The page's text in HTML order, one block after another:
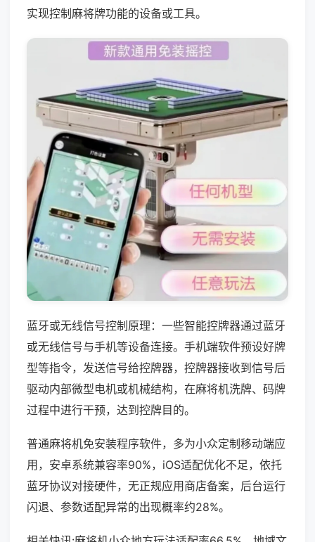
实现控制麻将牌功能的设备或工具。
蓝牙或无线信号控制原理：一些智能控牌器通过蓝牙
或无线信号与手机等设备连接。手机端软件预设好牌
型等指令，发送信号给控牌器，控牌器接收到信号后
驱动内部微型电机或机械结构，在麻将机洗牌、码牌
过程中进行干预，达到控牌目的。
普通麻将机免安装程序软件，多为小众定制移动端应
用，安卓系统兼容率90%，iOS适配优化不足，依托
蓝牙协议对接硬件，无正规应用商店备案，后台运行
闪退、参数适配异常的出现概率约28%。